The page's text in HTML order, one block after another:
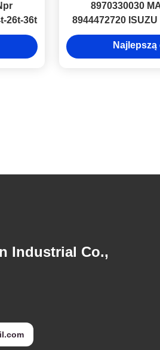
26t-36t
8970330030
8944472720 ISUZU
36T Części
Najlepszą
Industrial Co.,